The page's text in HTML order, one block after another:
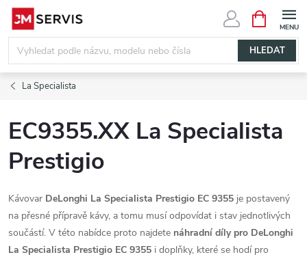
Přejít
obsah
HLEDAT
NÁKUPNÍ
KOŠÍK
La Specialista
EC9355.XX La Specialista
Prestigio
Kávovar DeLonghi La Specialista Prestigio EC 9355 je postavený
na přesné přípravě kávy, a tomu musí odpovídat i stav jednotlivých
součástí. V této nabídce proto najdete náhradní díly pro DeLonghi
La Specialista Prestigio EC 9355 i doplňky, které se hodí pro